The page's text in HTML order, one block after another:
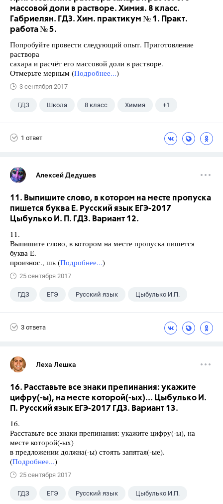
массовой доли в растворе. Химия. 8 класс.
Габриелян. ГДЗ. Хим. практикум № 1. Практ.
работа № 5.
Попробуйте провести следующий опыт. Приготовление
раствора
сахара и расчёт его массовой доли в растворе.
Отмерьте мерным (Подробнее...)
3 сентября 2017
ГДЗ Школа 8 класс Химия +1
1 ответ
Алексей Дедушев
11. Выпишите слово, в котором на месте пропуска
пишется буква Е. Русский язык ЕГЭ-2017
Цыбулько И. П. ГДЗ. Вариант 12.
11.
Выпишите слово, в котором на месте пропуска пишется
буква Е.
произнос., шь (Подробнее...)
25 сентября 2017
ГДЗ ЕГЭ Русский язык Цыбулько И.П.
3 ответа
Леха Лешка
16. Расставьте все знаки препинания: укажите
цифру(-ы), на месте которой(-ых)... Цыбулько И.
П. Русский язык ЕГЭ-2017 ГДЗ. Вариант 13.
16.
Расставьте все знаки препинания: укажите цифру(-ы), на
месте которой(-ых)
в предложении должна(-ы) стоять запятая(-ые).
(Подробнее...)
25 сентября 2017
ГДЗ ЕГЭ Русский язык Цыбулько И.П.